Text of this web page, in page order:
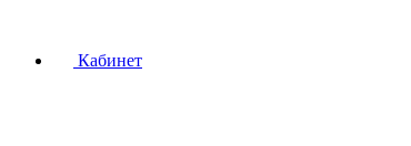
Кабинет